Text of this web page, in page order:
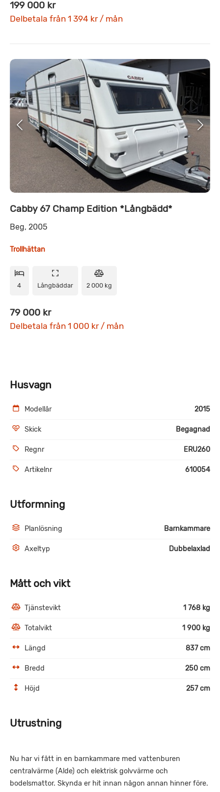
199 000 kr
Delbetala från 1 394 kr / mån
Cabby 67 Champ Edition *Långbädd*
Beg, 2005
Trollhättan
4 Långbäddar 2 000 kg
79 000 kr
Delbetala från 1 000 kr / mån
Husvagn
Modellår 2015
Skick Begagnad
Regnr ERU260
Artikelnr 610054
Utformning
Planlösning Barnkammare
Axeltyp Dubbelaxlad
Mått och vikt
Tjänstevikt 1 768 kg
Totalvikt 1 900 kg
Längd 837 cm
Bredd 250 cm
Höjd 257 cm
Utrustning
Nu har vi fått in en barnkammare med vattenburen
centralvärme (Alde) och elektrisk golvvärme och
bodelsmattor. Skynda er hit innan någon annan hinner före.